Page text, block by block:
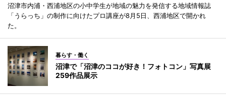
沼津市内浦・西浦地区の小中学生が地域の魅力を発信する地域情報誌
「うらっち」の制作に向けたプロ講座が8月5日、西浦地区で開かれ
た。
暮らす・働く
沼津で「沼津のココが好き！フォトコン」写真展
259作品展示